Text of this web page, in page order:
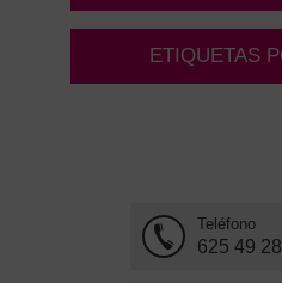
ETIQUETAS
Teléfono
625 49